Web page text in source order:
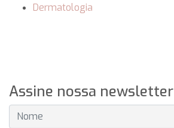
Dermatologia
Assine nossa newsletter